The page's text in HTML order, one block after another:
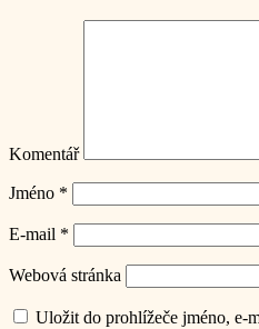
Komentář
Jméno *
E-mail *
Webová stránka
Uložit do prohlížeče jméno, e-